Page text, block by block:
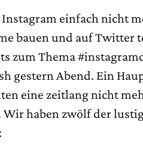
einfach nicht
bauen und auf Twitter
zum Thema
gestern Abend. Ein
eine zeitlang nicht
Wir haben zwölf der